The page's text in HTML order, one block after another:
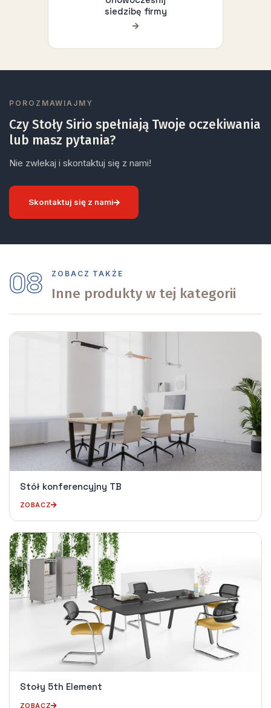
siedzibę firmy
POROZMAWIAJMY
Czy Stoły Sirio spełniają Twoje oczekiwania
lub masz pytania?
Nie zwlekaj i skontaktuj się z nami!
Skontaktuj się z nami
08 ZOBACZ TAKŻE
Inne produkty w tej kategorii
Stół konferencyjny TB
ZOBACZ
Stoły 5th Element
ZOBACZ